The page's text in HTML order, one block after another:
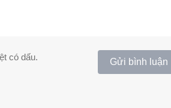
có dấu. Gửi bình luận